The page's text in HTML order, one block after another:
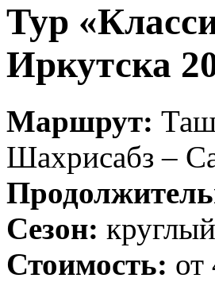
Тур
Иркутска
Маршрут:
Шахрисабз –
Сезон:
Стоимость: от